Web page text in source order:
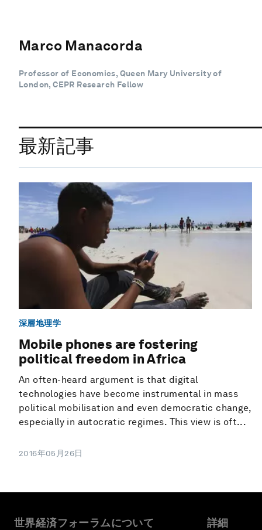
Marco Manacorda
Professor of Economics, Queen Mary University of
London, CEPR Research Fellow
最新記事
深層地理学
Mobile phones are fostering
political freedom in Africa
An often-heard argument is that digital
technologies have become instrumental in mass
political mobilisation and even democratic change,
especially in autocratic regimes. This view is oft...
2016年05月26日
世界経済フォーラムについて 詳細